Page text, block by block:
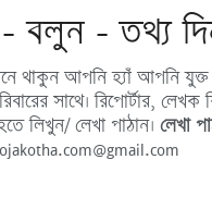
বলুন - তথ্য
থাকুন আপনি হ্যাঁ আপনি
সাথে। রিপোর্টার, লেখক
লিখুন/ লেখা পাঠান। লেখা